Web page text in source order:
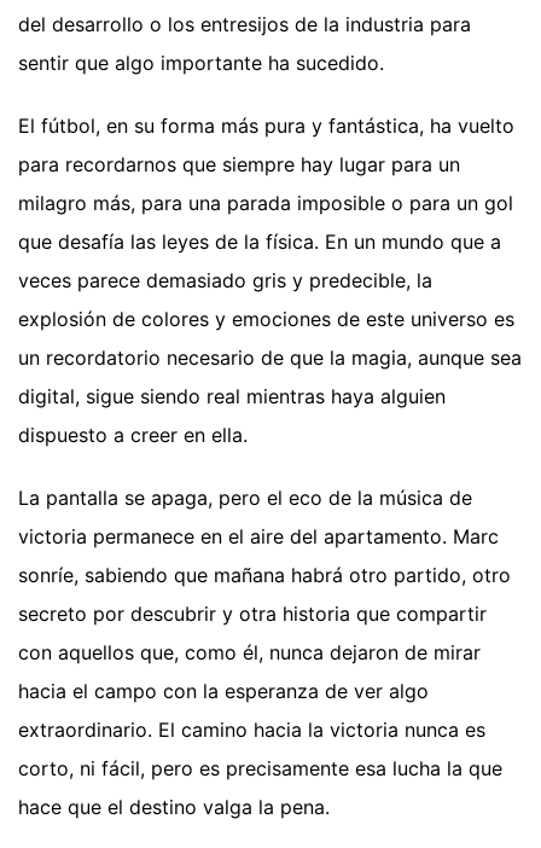
del desarrollo o los entresijos de la industria para
sentir que algo importante ha sucedido.
El fútbol, en su forma más pura y fantástica, ha vuelto
para recordarnos que siempre hay lugar para un
milagro más, para una parada imposible o para un gol
que desafía las leyes de la física. En un mundo que a
veces parece demasiado gris y predecible, la
explosión de colores y emociones de este universo es
un recordatorio necesario de que la magia, aunque sea
digital, sigue siendo real mientras haya alguien
dispuesto a creer en ella.
La pantalla se apaga, pero el eco de la música de
victoria permanece en el aire del apartamento. Marc
sonríe, sabiendo que mañana habrá otro partido, otro
secreto por descubrir y otra historia que compartir
con aquellos que, como él, nunca dejaron de mirar
hacia el campo con la esperanza de ver algo
extraordinario. El camino hacia la victoria nunca es
corto, ni fácil, pero es precisamente esa lucha la que
hace que el destino valga la pena.